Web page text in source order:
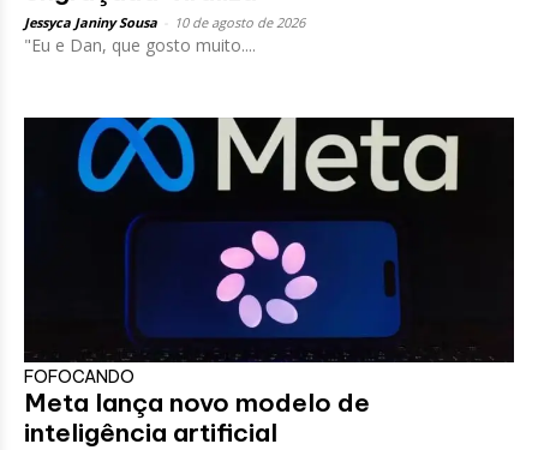
Jessyca Janiny Sousa 10 de agosto de 2026
"Eu e Dan, que gosto muito....
FOFOCANDO
Meta lança novo modelo de
inteligência artificial